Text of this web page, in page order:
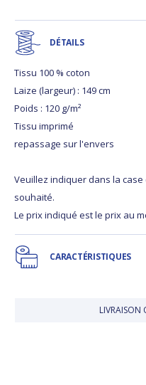
DÉTAILS
Tissu 100 % coton
Laize (largeur) : 149 cm
Poids : 120 g/m²
Tissu imprimé
repassage sur l'envers
Veuillez indiquer dans la
souhaité.
Le prix indiqué est le prix au
CARACTÉRISTIQUES
LIVRAISON